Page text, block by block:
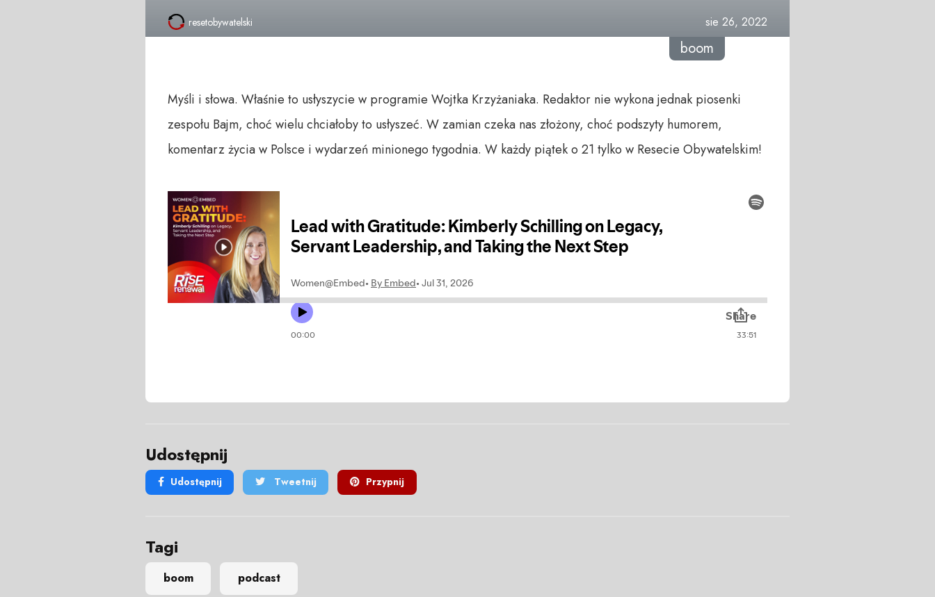
resetobywatelski sie 26, 2022
boom
Myśli i słowa. Właśnie to usłyszycie w programie Wojtka Krzyżaniaka. Redaktor nie wykona jednak piosenki
zespołu Bajm, choć wielu chciałoby to usłyszeć. W zamian czeka nas złożony, choć podszyty humorem,
komentarz życia w Polsce i wydarzeń minionego tygodnia. W każdy piątek o 21 tylko w Resecie Obywatelskim!
Udostępnij
Udostępnij Tweetnij Przypnij
Tagi
boom podcast